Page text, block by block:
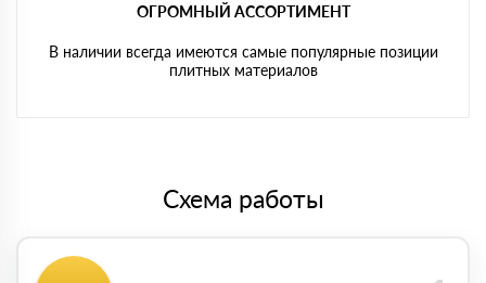
ОГРОМНЫЙ АССОРТИМЕНТ
В наличии всегда имеются самые популярные позиции
плитных материалов
Схема работы